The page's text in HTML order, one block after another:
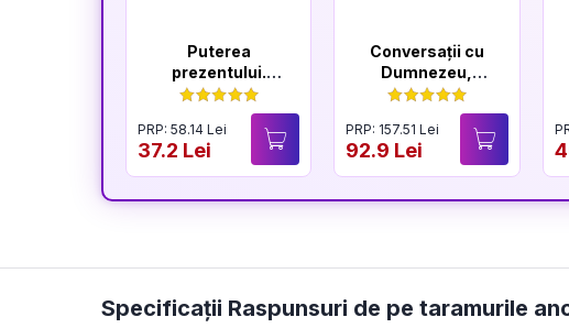
Puterea
prezentului.
Editia a VI-a
PRP: 58.14 Lei
37.2 Lei
Conversații cu
Dumnezeu,
volumele I-IV
PRP: 157.51 Lei
92.9 Lei
Specificații Raspunsuri de pe taramurile